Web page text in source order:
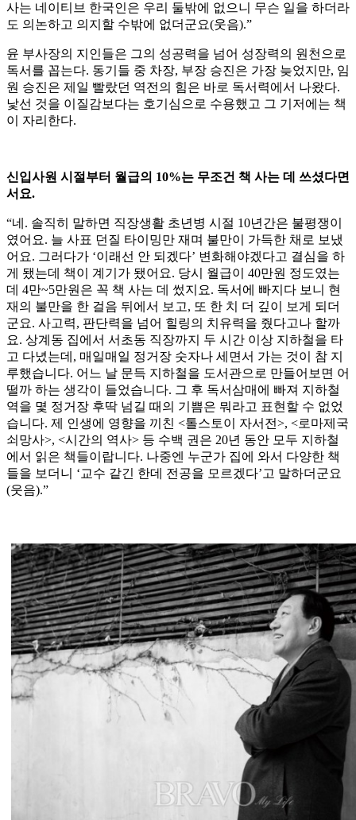
사는 네이티브 한국인은 우리 둘밖에 없으니 무슨 일을 하더라
도 의논하고 의지할 수밖에 없더군요(웃음).”
윤 부사장의 지인들은 그의 성공력을 넘어 성장력의 원천으로
독서를 꼽는다. 동기들 중 차장, 부장 승진은 가장 늦었지만, 임
원 승진은 제일 빨랐던 역전의 힘은 바로 독서력에서 나왔다.
낯선 것을 이질감보다는 호기심으로 수용했고 그 기저에는 책
이 자리한다.
신입사원 시절부터 월급의 10%는 무조건 책 사는 데 쓰셨다면
서요.
“네. 솔직히 말하면 직장생활 초년병 시절 10년간은 불평쟁이
였어요. 늘 사표 던질 타이밍만 재며 불만이 가득한 채로 보냈
어요. 그러다가 ‘이래선 안 되겠다’ 변화해야겠다고 결심을 하
게 됐는데 책이 계기가 됐어요. 당시 월급이 40만원 정도였는
데 4만~5만원은 꼭 책 사는 데 썼지요. 독서에 빠지다 보니 현
재의 불만을 한 걸음 뒤에서 보고, 또 한 치 더 깊이 보게 되더
군요. 사고력, 판단력을 넘어 힐링의 치유력을 줬다고나 할까
요. 상계동 집에서 서초동 직장까지 두 시간 이상 지하철을 타
고 다녔는데, 매일매일 정거장 숫자나 세면서 가는 것이 참 지
루했습니다. 어느 날 문득 지하철을 도서관으로 만들어보면 어
떨까 하는 생각이 들었습니다. 그 후 독서삼매에 빠져 지하철
역을 몇 정거장 후딱 넘길 때의 기쁨은 뭐라고 표현할 수 없었
습니다. 제 인생에 영향을 끼친 <톨스토이 자서전>, <로마제국
쇠망사>, <시간의 역사> 등 수백 권은 20년 동안 모두 지하철
에서 읽은 책들이랍니다. 나중엔 누군가 집에 와서 다양한 책
들을 보더니 ‘교수 같긴 한데 전공을 모르겠다’고 말하더군요
(웃음).”